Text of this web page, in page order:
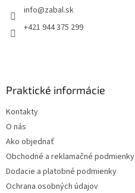
info@zabal.sk
+421 944 375 299
Praktické informácie
Kontakty
O nás
Ako objednať
Obchodné a reklamačné podmienky
Dodacie a platobné podmienky
Ochrana osobných údajov